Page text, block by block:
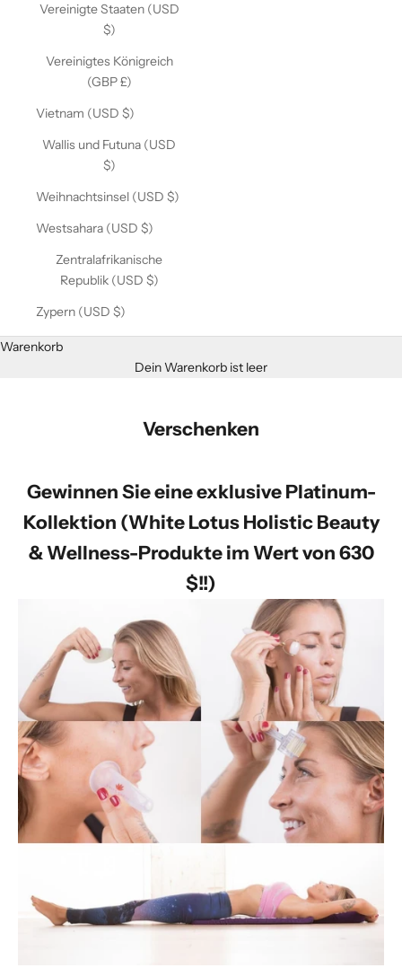
Vereinigte Staaten (USD
$)
Vereinigtes Königreich
(GBP £)
Vietnam (USD $)
Wallis und Futuna (USD
$)
Weihnachtsinsel (USD $)
Westsahara (USD $)
Zentralafrikanische
Republik (USD $)
Zypern (USD $)
Warenkorb
Dein Warenkorb ist leer
Verschenken
Gewinnen Sie eine exklusive Platinum-
Kollektion (White Lotus Holistic Beauty
& Wellness-Produkte im Wert von 630
$!!)